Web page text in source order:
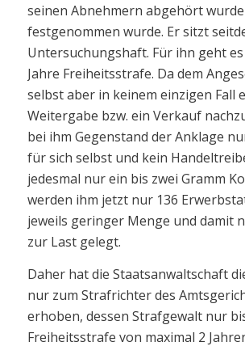
seinen Abnehmern abgehört
festgenommen wurde. Er sitzt
Untersuchungshaft. Für ihn geht
Jahre Freiheitsstrafe. Da dem
selbst aber in keinem einzigen Fall
Weitergabe bzw. ein Verkauf
bei ihm Gegenstand der Anklage
für sich selbst und kein
jedesmal nur ein bis zwei Gramm
werden ihm jetzt nur 136
jeweils geringer Menge und damit
zur Last gelegt.
Daher hat die Staatsanwaltschaft
nur zum Strafrichter des
erhoben, dessen Strafgewalt nur
Freiheitsstrafe von maximal 2